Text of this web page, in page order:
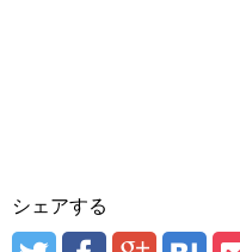
シェアする